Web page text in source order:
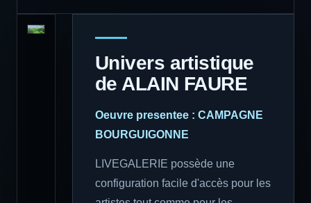
Univers artistique
de ALAIN FAURE
Oeuvre presentee : CAMPAGNE
BOURGUIGONNE
LIVEGALERIE possède une
configuration facile d'accès pour les